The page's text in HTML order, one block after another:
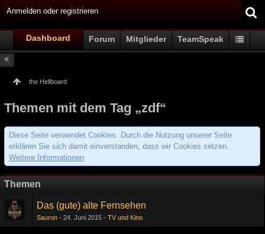
Anmelden oder registrieren
Dashboard Forum Mitglieder TeamSpeak
the Hellboard
Themen mit dem Tag „zdf“
Diese Seite verwendet Cookies. Durch die Nutzung unserer Seite
erklären Sie sich damit einverstanden, dass wir Cookies setzen.
Weitere Informationen
Themen
Das (gute) alte Fernsehen
Sauron 24. Juni 2015 TV und Kino